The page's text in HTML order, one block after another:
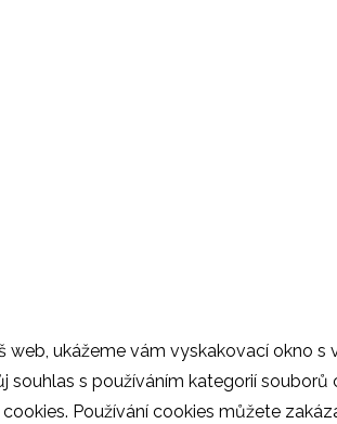
web, ukážeme vám vyskakovací okno s
souhlas s používáním kategorií
Používání cookies můžete